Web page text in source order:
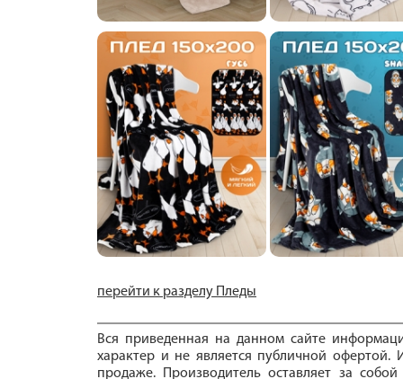
перейти к разделу Пледы
Вся приведенная на данном сайте
характер и не является публичной офертой.
продаже. Производитель оставляет за